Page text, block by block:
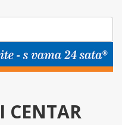
CENTAR